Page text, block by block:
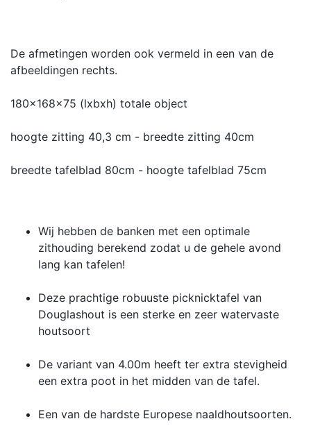
De afmetingen worden ook vermeld in een van de
afbeeldingen rechts.
180x168x75 (lxbxh) totale object
hoogte zitting 40,3 cm - breedte zitting 40cm
breedte tafelblad 80cm - hoogte tafelblad 75cm
Wij hebben de banken met een optimale
zithouding berekend zodat u de gehele avond
lang kan tafelen!
Deze prachtige robuuste picknicktafel van
Douglashout is een sterke en zeer watervaste
houtsoort
De variant van 4.00m heeft ter extra stevigheid
een extra poot in het midden van de tafel.
Een van de hardste Europese naaldhoutsoorten.